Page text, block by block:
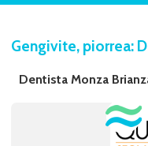
Gengivite, piorrea:
Dentista Monza